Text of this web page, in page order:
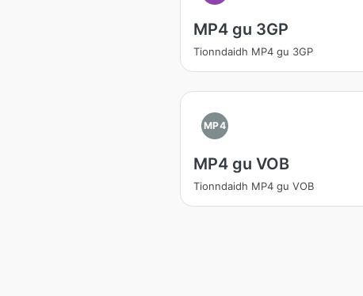
MP4 gu 3GP
Tionndaidh MP4 gu 3GP
MP4
MP4 gu VOB
Tionndaidh MP4 gu VOB